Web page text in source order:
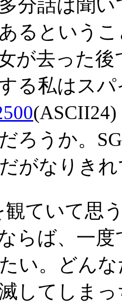
分話は聞
るという
が去った
る私はス
ろうか。
がなりき
観ていて思
らば、一
い。どん
してしま